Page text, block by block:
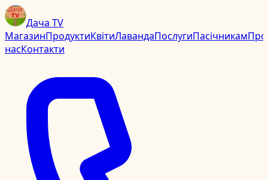
Дача TV
МагазинПродуктиКвітиЛавандаПослугиПасічникамПро
насКонтакти